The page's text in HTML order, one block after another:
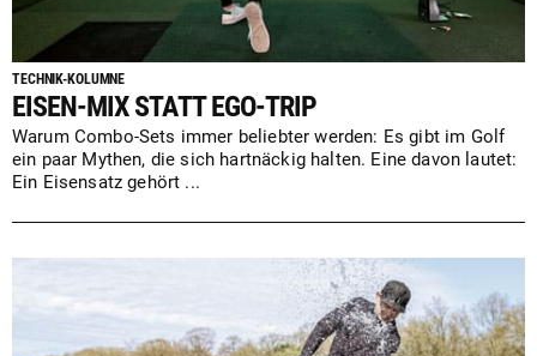
TECHNIK-KOLUMNE
EISEN-MIX STATT EGO-TRIP
Warum Combo-Sets immer beliebter werden: Es gibt im Golf
ein paar Mythen, die sich hartnäckig halten. Eine davon lautet:
Ein Eisensatz gehört ...